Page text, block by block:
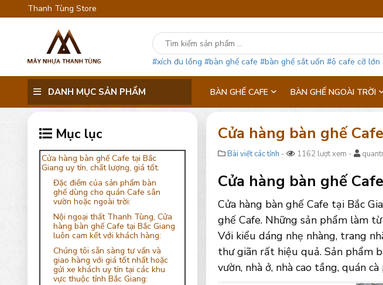
Thanh Tùng Store
#xích đu lồng #bàn ghế cafe #bàn ghế sắt uốn #ô cafe cỡ lớn
DANH MỤC SẢN PHẨM BÀN GHẾ CAFE BÀN GHẾ NGOÀI TRỜI
Mục lục
Cửa hàng bàn ghế Cafe tại Bắc
Giang uy tín, chất lượng, giá tốt.
Đặc điểm của sản phẩm bàn
ghế dùng cho quán Cafe sân
vườn hoặc ngoài trời:
Nội ngoại thất Thanh Tùng, Cửa
hàng bàn ghế Cafe tại Bắc Giang
luôn cam kết với khách hàng:
Chúng tôi sẵn sàng tư vấn và
giao hàng với giá tốt nhất hoặc
gửi xe khách uy tín tại các khu
vực thuộc tỉnh Bắc Giang:
Cửa hàng bàn ghế
Bài viết các tỉnh - 1162 lượt xem -
Cửa hàng bàn ghế
Cửa hàng bàn ghế Cafe tại Bắc
ghế Cafe. Những sản phẩm làm
Với kiểu dáng nhẹ nhàng, trang
thư giãn rất hiệu quả. Sản phẩm
vườn, nhà ở, nhà cao tầng, quán